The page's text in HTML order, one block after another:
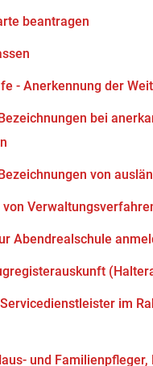
beantragen
- Anerkennung der
bei
von
Abendrealschule
im
und